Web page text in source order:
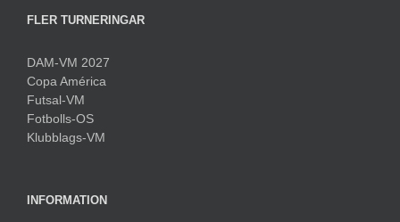
FLER TURNERINGAR
DAM-VM 2027
Copa América
Futsal-VM
Fotbolls-OS
Klubblags-VM
INFORMATION